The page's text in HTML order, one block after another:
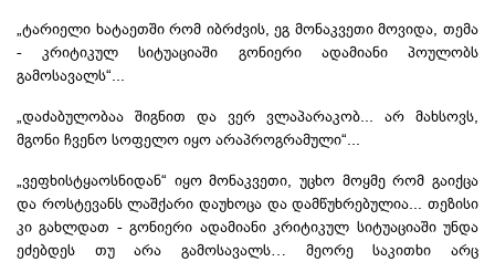
„ტარიელი ხატაეთშირომ იბრძვის, ეგ მონაკვეთი მოვიდა, თემა
- კრიტიკულ სიტუაციაში გონიერი ადამიანი პოულობს
გამოსავალს“...
„დაძაბულობაა შიგნით და ვერ ვლაპარაკობ... არ მახსოვს,
მგონი ჩვენო სოფელო იყო არაპროგრამული“...
„ვეფხისტყაოსნიდან“ იყო მონაკვეთი, უცხო მოყმე რომ გაიქცა
და როსტევანსლაშქარი დაუხოცა და დამწუხრებულია... თეზისი
კი გახლდათ - გონიერი ადამიანი კრიტიკულ სიტუაციაში უნდა
ეძებდეს თუ არა გამოსავალს… მეორე საკითხი არც